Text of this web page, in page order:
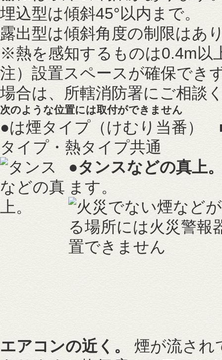
埋込型は傾斜45°以内まで。
露出型は傾斜角度の制限はあ
※熱を感知するものは0.4m以
注）設置スペースが確保でき
場合は、所轄消防署にご相談
次のような位置には取付ができません
●は煙タイプ（けむり当番）
タイプ・熱タイプ共通
●タンスなどの真上
ます。
エアコンの近く。
煙が流され